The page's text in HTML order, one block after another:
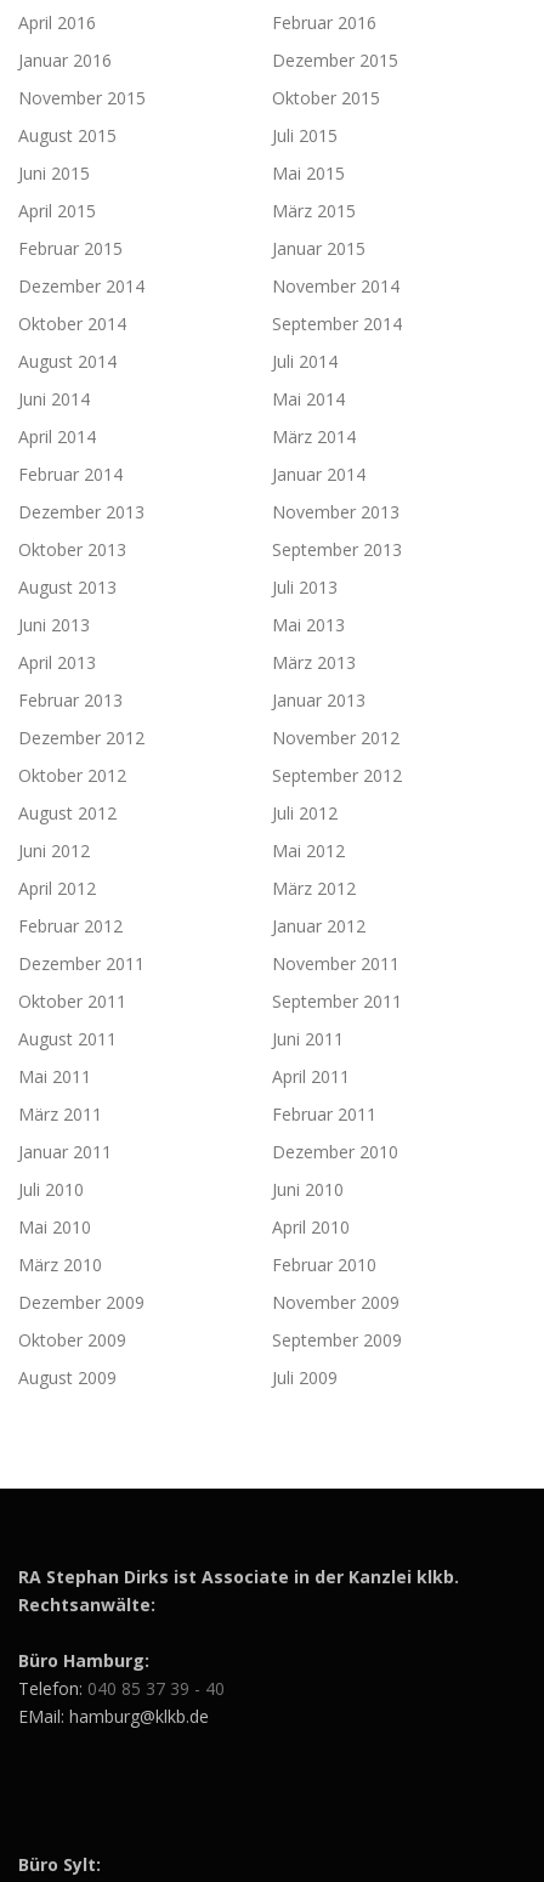
April 2016
Februar 2016
Januar 2016
Dezember 2015
November 2015
Oktober 2015
August 2015
Juli 2015
Juni 2015
Mai 2015
April 2015
März 2015
Februar 2015
Januar 2015
Dezember 2014
November 2014
Oktober 2014
September 2014
August 2014
Juli 2014
Juni 2014
Mai 2014
April 2014
März 2014
Februar 2014
Januar 2014
Dezember 2013
November 2013
Oktober 2013
September 2013
August 2013
Juli 2013
Juni 2013
Mai 2013
April 2013
März 2013
Februar 2013
Januar 2013
Dezember 2012
November 2012
Oktober 2012
September 2012
August 2012
Juli 2012
Juni 2012
Mai 2012
April 2012
März 2012
Februar 2012
Januar 2012
Dezember 2011
November 2011
Oktober 2011
September 2011
August 2011
Juni 2011
Mai 2011
April 2011
März 2011
Februar 2011
Januar 2011
Dezember 2010
Juli 2010
Juni 2010
Mai 2010
April 2010
März 2010
Februar 2010
Dezember 2009
November 2009
Oktober 2009
September 2009
August 2009
Juli 2009
RA Stephan Dirks ist Associate in der Kanzlei klkb.
Rechtsanwälte:
Büro Hamburg:
Telefon: 040 85 37 39 - 40
EMail: hamburg@klkb.de
Büro Sylt: